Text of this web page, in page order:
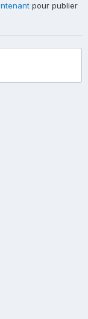
pour publier